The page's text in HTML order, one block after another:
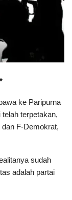
ke Paripurna
terpetakan,
F-Demokrat,
sudah
adalah partai